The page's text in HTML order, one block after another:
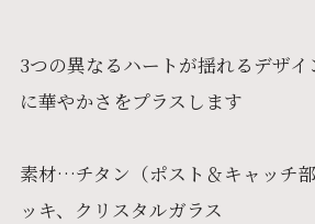
3つの異なるハートが揺れるデザ
に華やかさをプラスします
素材…チタン（ポスト＆キャッチ
ッキ、クリスタルガラス